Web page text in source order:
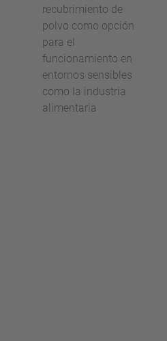
recubrimiento de
polvo como opción
para el
funcionamiento en
entornos sensibles
como la industria
alimentaria